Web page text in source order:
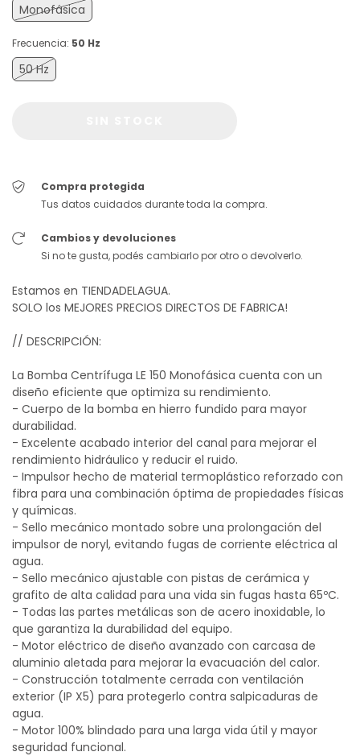
Monofásica
Frecuencia: 50 Hz
50 Hz
Compra protegida
Tus datos cuidados durante toda la compra.
Cambios y devoluciones
Si no te gusta, podés cambiarlo por otro o devolverlo.
Estamos en TIENDADELAGUA.
SOLO los MEJORES PRECIOS DIRECTOS DE FABRICA!
// DESCRIPCIÓN:
La Bomba Centrífuga LE 150 Monofásica cuenta con un
diseño eficiente que optimiza su rendimiento.
- Cuerpo de la bomba en hierro fundido para mayor
durabilidad.
- Excelente acabado interior del canal para mejorar el
rendimiento hidráulico y reducir el ruido.
- Impulsor hecho de material termoplástico reforzado con
fibra para una combinación óptima de propiedades físicas
y químicas.
- Sello mecánico montado sobre una prolongación del
impulsor de noryl, evitando fugas de corriente eléctrica al
agua.
- Sello mecánico ajustable con pistas de cerámica y
grafito de alta calidad para una vida sin fugas hasta 65ºC.
- Todas las partes metálicas son de acero inoxidable, lo
que garantiza la durabilidad del equipo.
- Motor eléctrico de diseño avanzado con carcasa de
aluminio aletada para mejorar la evacuación del calor.
- Construcción totalmente cerrada con ventilación
exterior (IP X5) para protegerlo contra salpicaduras de
agua.
- Motor 100% blindado para una larga vida útil y mayor
seguridad funcional.